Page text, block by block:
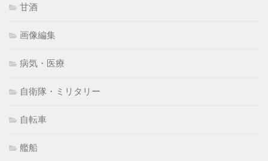
甘酒
画像編集
病気・医療
自衛隊・ミリタリー
自転車
艦船